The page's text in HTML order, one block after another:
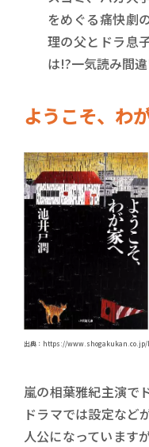
をめぐる痛快劇
理の父とドラ息
は!?一気読み間
ようこそ、わ
出典：https://www.shogakukan.co.jp/
嵐の相葉雅紀主演で
ドラマでは設定など
人公になっています